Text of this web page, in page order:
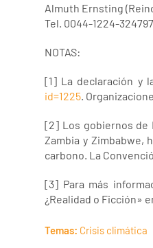
Almuth Ernsting
Tel. 0044-1224-324797
NOTAS:
[1] La declaración y
id=1225.
[2] Los gobiernos de
Zambia y Zimbabwe,
carbono. La
[3] Para más
¿Realidad o Ficción»
Temas: Crisis climática